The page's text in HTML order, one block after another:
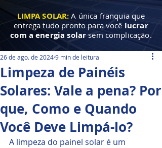
LIMPA SOLAR:A única franquia que
entrega tudo pronto para você lucrar
com a energia solar sem complicação.
Limpeza de Painéis
Solares: Vale a pena? Por
que, Como e Quando
Você Deve Limpá-lo?
26 de ago. de 20249 min de leitura
A limpeza do painel solar é um